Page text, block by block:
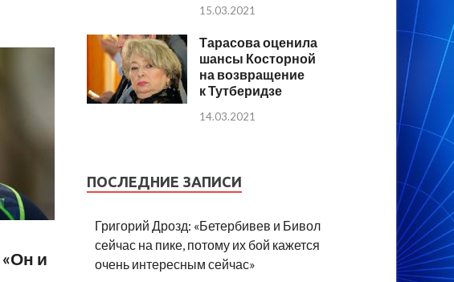
и
15.03.2021
Тарасова оценила
шансы Косторной
на возвращение
к Тутберидзе
14.03.2021
ПОСЛЕДНИЕ ЗАПИСИ
Григорий Дрозд: «Бетербивев и Бивол
сейчас на пике, потому их бой кажется
очень интересным сейчас»